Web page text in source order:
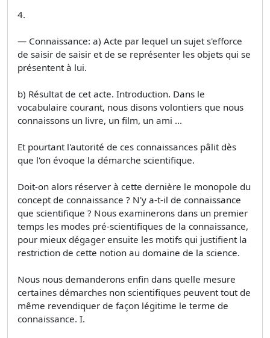
4.
— Connaissance: a) Acte par lequel un sujet s'efforce
de saisir de saisir et de se représenter les objets qui se
présentent à lui.
b) Résultat de cet acte. Introduction. Dans le
vocabulaire courant, nous disons volontiers que nous
connaissons un livre, un film, un ami ...
Et pourtant l'autorité de ces connaissances pâlit dès
que l'on évoque la démarche scientifique.
Doit-on alors réserver à cette dernière le monopole du
concept de connaissance ? N'y a-t-il de connaissance
que scientifique ? Nous examinerons dans un premier
temps les modes pré-scientifiques de la connaissance,
pour mieux dégager ensuite les motifs qui justifient la
restriction de cette notion au domaine de la science.
Nous nous demanderons enfin dans quelle mesure
certaines démarches non scientifiques peuvent tout de
même revendiquer de façon légitime le terme de
connaissance. I.